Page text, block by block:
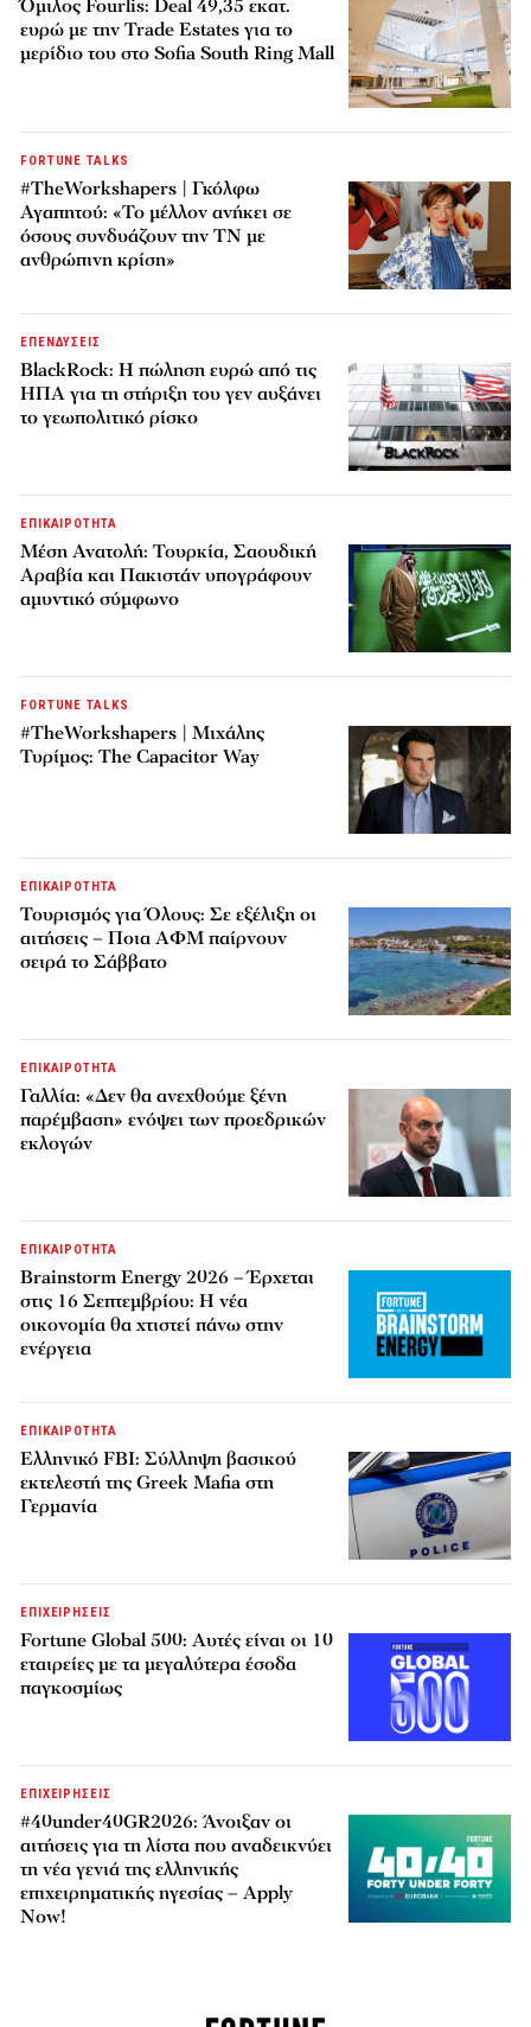
Όμιλος Fourlis: Deal 49,35 εκατ.
ευρώ με την Trade Estates για το
μερίδιο του στο Sofia South Ring Mall
FORTUNE TALKS
#TheWorkshapers | Γκόλφω
Αγαπητού: «Το μέλλον ανήκει σε
όσους συνδυάζουν την ΤΝ με
ανθρώπινη κρίση»
ΕΠΕΝΔΥΣΕΙΣ
BlackRock: Η πώληση ευρώ από τις
ΗΠΑ για τη στήριξη του γεν αυξάνει
το γεωπολιτικό ρίσκο
ΕΠΙΚΑΙΡΟΤΗΤΑ
Μέση Ανατολή: Τουρκία, Σαουδική
Αραβία και Πακιστάν υπογράφουν
αμυντικό σύμφωνο
FORTUNE TALKS
#TheWorkshapers | Μιχάλης
Τυρίμος: The Capacitor Way
ΕΠΙΚΑΙΡΟΤΗΤΑ
Τουρισμός για Όλους: Σε εξέλιξη οι
αιτήσεις – Ποια ΑΦΜ παίρνουν
σειρά το Σάββατο
ΕΠΙΚΑΙΡΟΤΗΤΑ
Γαλλία: «Δεν θα ανεχθούμε ξένη
παρέμβαση» ενόψει των προεδρικών
εκλογών
ΕΠΙΚΑΙΡΟΤΗΤΑ
Brainstorm Energy 2026 – Έρχεται
στις 16 Σεπτεμβρίου: Η νέα
οικονομία θα χτιστεί πάνω στην
ενέργεια
ΕΠΙΚΑΙΡΟΤΗΤΑ
Ελληνικό FBI: Σύλληψη βασικού
εκτελεστή της Greek Mafia στη
Γερμανία
ΕΠΙΧΕΙΡΗΣΕΙΣ
Fortune Global 500: Αυτές είναι οι 10
εταιρείες με τα μεγαλύτερα έσοδα
παγκοσμίως
ΕΠΙΧΕΙΡΗΣΕΙΣ
#40under40GR2026: Άνοιξαν οι
αιτήσεις για τη λίστα που αναδεικνύει
τη νέα γενιά της ελληνικής
επιχειρηματικής ηγεσίας – Apply
Now!